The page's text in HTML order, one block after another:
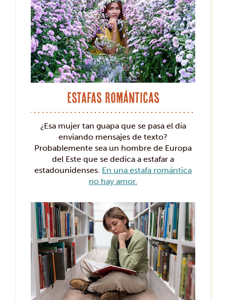
Estafas románticas
¿Esa mujer tan guapa que se pasa el día
enviando mensajes de texto?
Probablemente sea un hombre de Europa
del Este que se dedica a estafar a
estadounidenses. En una estafa romántica
no hay amor.